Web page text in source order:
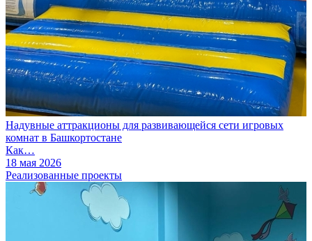
Надувные аттракционы для развивающейся сети игровых
комнат в Башкортостане
Как…
18 мая 2026
Реализованные проекты